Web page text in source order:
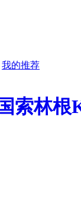
我的推荐